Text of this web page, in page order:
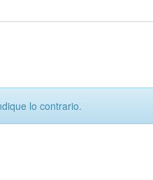
lo contrario.